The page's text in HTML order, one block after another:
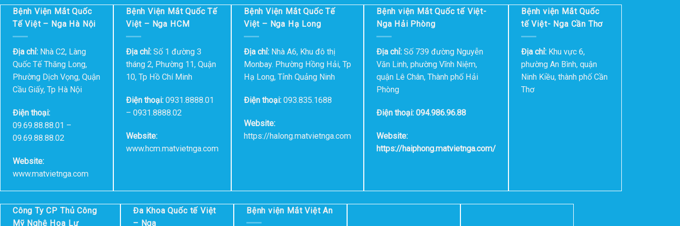
Bệnh Viện Mắt Quốc
Tế Việt – Nga Hà Nội
Địa chỉ: Nhà C2, Làng
Quốc Tế Thăng Long,
Phường Dịch Vọng, Quận
Cầu Giấy, Tp Hà Nội
Điện thoại:
09.69.88.88.01 –
09.69.88.88.02
Website:
www.matvietnga.com
Bệnh Viện Mắt Quốc Tế
Việt – Nga HCM
Địa chỉ: Số 1 đường 3
tháng 2, Phường 11, Quận
10, Tp Hồ Chí Minh
Điện thoại: 0931.8888.01
– 0931.8888.02
Website:
www.hcm.matvietnga.com
Bệnh Viện Mắt Quốc Tế
Việt – Nga Hạ Long
Địa chỉ: Nhà A6, Khu đô thị
Monbay. Phường Hồng Hải, Tp
Hạ Long, Tỉnh Quảng Ninh
Điện thoại: 093.835.1688
Website:
https://halong.matvietnga.com
Bệnh viện Mắt Quốc tế Việt-
Nga Hải Phòng
Địa chỉ: Số 739 đường Nguyễn
Văn Linh, phường Vĩnh Niệm,
quận Lê Chân, Thành phố Hải
Phòng
Điện thoại: 094.986.96.88
Website:
https://haiphong.matvietnga.com/
Bệnh viện Mắt Quốc
tế Việt- Nga Cần Thơ
Địa chỉ: Khu vực 6,
phường An Bình, quận
Ninh Kiều, thành phố Cần
Thơ
Công Ty CP Thủ Công
Mỹ Nghệ Hoa Lư
Đa Khoa Quốc tế Việt
– Nga
Bệnh viện Mắt Việt An